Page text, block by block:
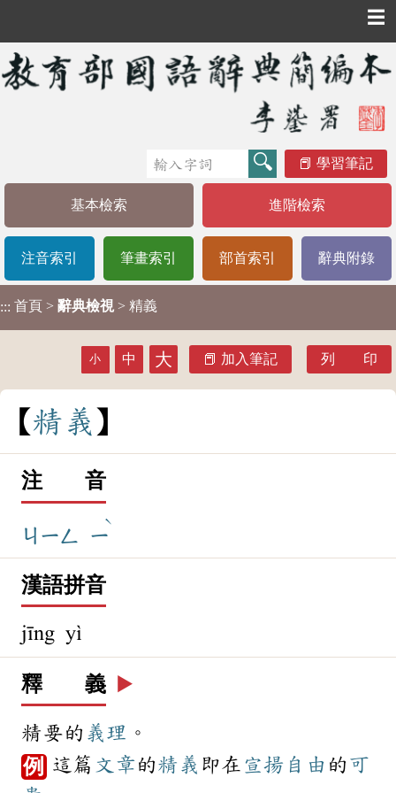
☰
學習筆記
基本檢索 進階檢索
注音索引 筆畫索引 部首索引 辭典附錄
::: 首頁 > 辭典檢視 > 精義
小 中 大 加入筆記 列 印
精義
注 音
ㄐㄧㄥ ㄧ
ˋ
漢語拼音
jīng yì
釋 義 ▶️
精要的 義理 。
例 這篇 文章的精義 即在 宣揚 自由 的 可